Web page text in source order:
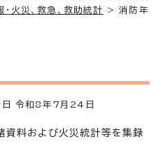
・火災、救急、救助統計 >消防年
令和8年7月24日
資料および火災統計等を集録